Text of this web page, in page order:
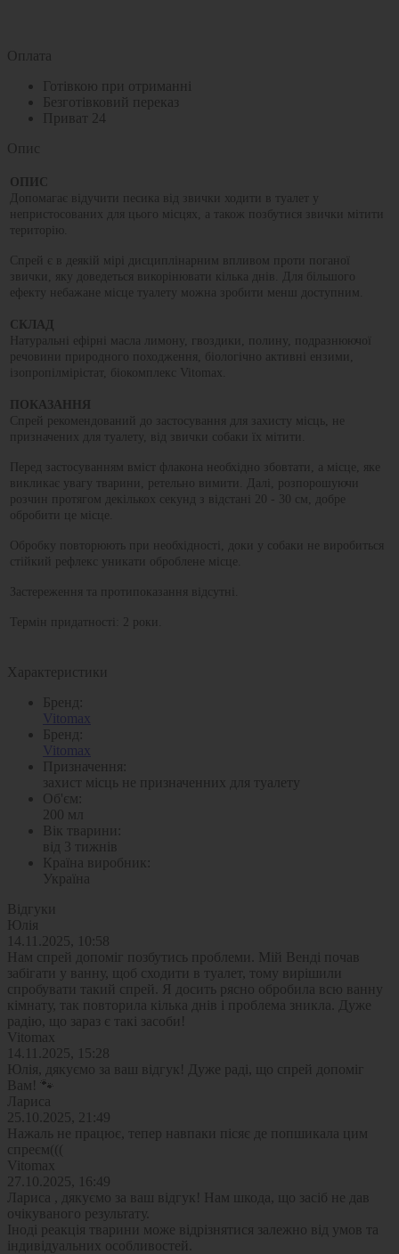
Оплата
Готівкою при отриманні
Безготівковий переказ
Приват 24
Опис
ОПИС
Допомагає відучити песика від звички ходити в туалет у
непристосованих для цього місцях, а також позбутися звички мітити
територію.
Спрей є в деякій мірі дисциплінарним впливом проти поганої
звички, яку доведеться викорінювати кілька днів. Для більшого
ефекту небажане місце туалету можна зробити менш доступним.
СКЛАД
Натуральні ефірні масла лимону, гвоздики, полину, подразнюючої
речовини природного походження, біологічно активні ензими,
ізопропілмірістат, біокомплекс Vitomax.
ПОКАЗАННЯ
Спрей рекомендований до застосування для захисту місць, не
призначених для туалету, від звички собаки їх мітити.
Перед застосуванням вміст флакона необхідно збовтати, а місце, яке
викликає увагу тварини, ретельно вимити. Далі, розпорошуючи
розчин протягом декількох секунд з відстані 20 - 30 см, добре
обробити це місце.
Обробку повторюють при необхідності, доки у собаки не виробиться
стійкий рефлекс уникати оброблене місце.
Застереження та протипоказання відсутні.
Термін придатності: 2 роки.
Характеристики
Бренд:
Vitomax
Бренд:
Vitomax
Призначення:
захист місць не призначенних для туалету
Об'єм:
200 мл
Вік тварини:
від 3 тижнів
Країна виробник:
Україна
Відгуки
Юлія
14.11.2025, 10:58
Нам спрей допоміг позбутись проблеми. Мій Венді почав
забігати у ванну, щоб сходити в туалет, тому вирішили
спробувати такий спрей. Я досить рясно обробила всю ванну
кімнату, так повторила кілька днів і проблема зникла. Дуже
радію, що зараз є такі засоби!
Vitomax
14.11.2025, 15:28
Юлія, дякуємо за ваш відгук! Дуже раді, що спрей допоміг
Вам! 🐾
Лариса
25.10.2025, 21:49
Нажаль не працює, тепер навпаки пісяє де попшикала цим
спреєм(((
Vitomax
27.10.2025, 16:49
Лариса , дякуємо за ваш відгук! Нам шкода, що засіб не дав
очікуваного результату.
Іноді реакція тварини може відрізнятися залежно від умов та
індивідуальних особливостей.